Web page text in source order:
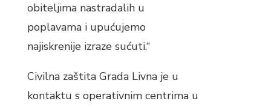
obiteljima nastradalih u
poplavama i upućujemo
najiskrenije izraze sućuti.“
Civilna zaštita Grada Livna je u
kontaktu s operativnim centrima u